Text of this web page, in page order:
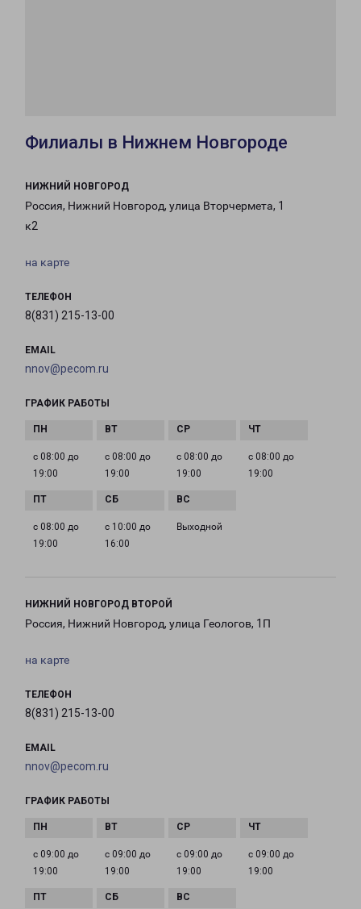
Филиалы в Нижнем Новгороде
НИЖНИЙ НОВГОРОД
Россия, Нижний Новгород, улица Вторчермета, 1
к2
на карте
ТЕЛЕФОН
8(831) 215-13-00
EMAIL
nnov@pecom.ru
ГРАФИК РАБОТЫ
с 08:00 до
19:00
с 08:00 до
19:00
с 08:00 до
19:00
с 08:00 до
19:00
с 08:00 до
19:00
с 10:00 до
16:00
Выходной
НИЖНИЙ НОВГОРОД ВТОРОЙ
Россия, Нижний Новгород, улица Геологов, 1П
на карте
ТЕЛЕФОН
8(831) 215-13-00
EMAIL
nnov@pecom.ru
ГРАФИК РАБОТЫ
с 09:00 до
19:00
с 09:00 до
19:00
с 09:00 до
19:00
с 09:00 до
19:00